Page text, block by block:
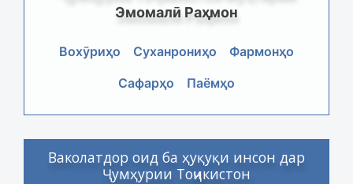
Эмомалӣ Раҳмон
Вохӯриҳо Суханрониҳо
Фармонҳо
Сафарҳо
Паёмҳо
Ваколатдор оид ба ҳуқуқи инсон дар
Ҷумҳурии Тоҷикистон